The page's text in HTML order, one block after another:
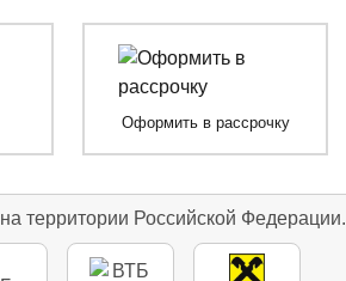
Оформить в рассрочку
территории Российской Федерации.